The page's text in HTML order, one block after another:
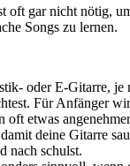
oft gar nicht nötig,
Songs zu lernen.
oder E-Gitarre, je
Für Anfänger
oft etwas
deine Gitarre
nach schulst.